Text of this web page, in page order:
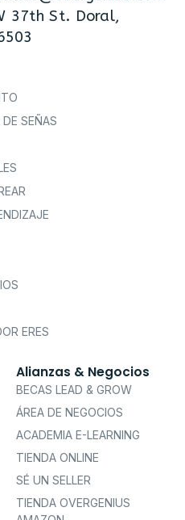
37th St. Doral,
SEÑAS
ERES
Alianzas & Negocios
BECAS LEAD & GROW
ÁREA DE NEGOCIOS
ACADEMIA E-LEARNING
TIENDA ONLINE
SÉ UN SELLER
TIENDA OVERGENIUS